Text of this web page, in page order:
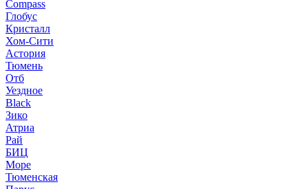
Compass
Глобус
Кристалл
Хом-Сити
Астория
Тюмень
Отб
Уездное
Black
Зико
Атриа
Рай
БИЦ
Море
Тюменская